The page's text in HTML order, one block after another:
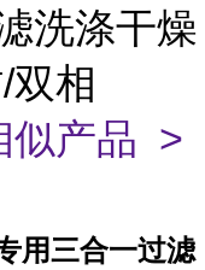
洗涤干燥
双相
似产品 >
用三合一过滤